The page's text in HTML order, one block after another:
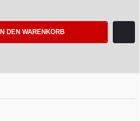
IN DEN WARENKORB